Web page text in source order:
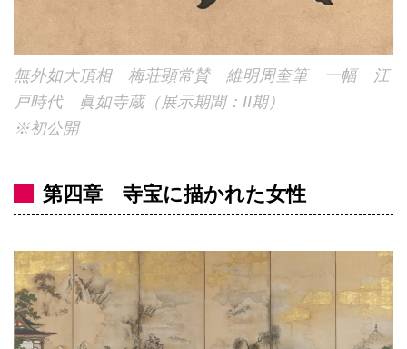
無外如大頂相 梅荘顕常賛 維明周奎筆 一幅 江
戸時代 眞如寺蔵（展示期間：II期）
※初公開
第四章 寺宝に描かれた女性